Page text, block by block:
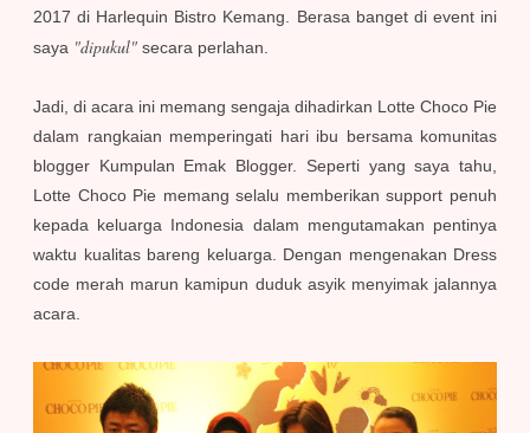
2017 di Harlequin Bistro Kemang. Berasa banget di event ini
saya "dipukul" secara perlahan.
Jadi, di acara ini memang sengaja dihadirkan Lotte Choco Pie
dalam rangkaian memperingati hari ibu bersama komunitas
blogger Kumpulan Emak Blogger. Seperti yang saya tahu,
Lotte Choco Pie memang selalu memberikan support penuh
kepada keluarga Indonesia dalam mengutamakan pentinya
waktu kualitas bareng keluarga. Dengan mengenakan Dress
code merah marun kamipun duduk asyik menyimak jalannya
acara.